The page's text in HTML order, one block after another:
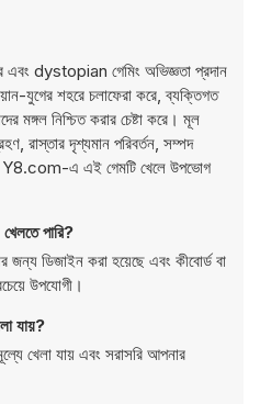
dystopian গেমিং অভিজ্ঞতা প্রদান
যুগের শহরে চলাফেরা করে, ব্যক্তিগত
মঙ্গল নিশ্চিত করার চেষ্টা করে। মূল
রাস্তার দৃশ্যমান পরিবর্তন, সম্পদ
Y8.com-এ এই গেমটি খেলে উপভোগ
পারি?
ডিজাইন করা হয়েছে এবং কীবোর্ড বা
উপযোগী।
যায়?
খেলা যায় এবং সরাসরি আপনার